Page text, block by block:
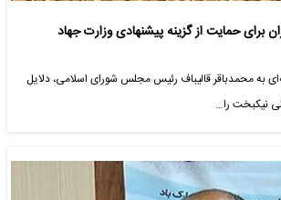
برای حمایت از گزینه پیشنهادی وزارت جهاد
به محمدباقر قالیباف رئیس مجلس شورای اسلامی، دلایل
نیکبخت را…